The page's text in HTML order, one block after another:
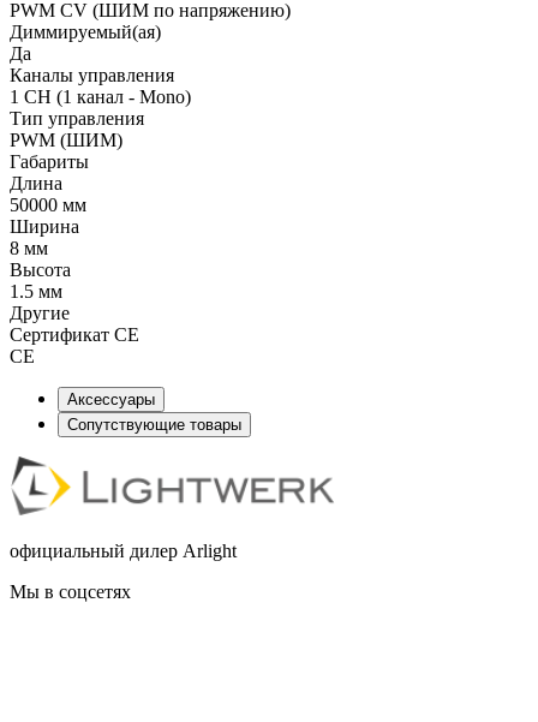
PWM СV (ШИМ по напряжению)
Диммируемый(ая)
Да
Каналы управления
1 CH (1 канал - Mono)
Тип управления
PWM (ШИМ)
Габариты
Длина
50000 мм
Ширина
8 мм
Высота
1.5 мм
Другие
Сертификат CE
CE
Аксессуары
Сопутствующие товары
официальный дилер Arlight
Мы в соцсетях